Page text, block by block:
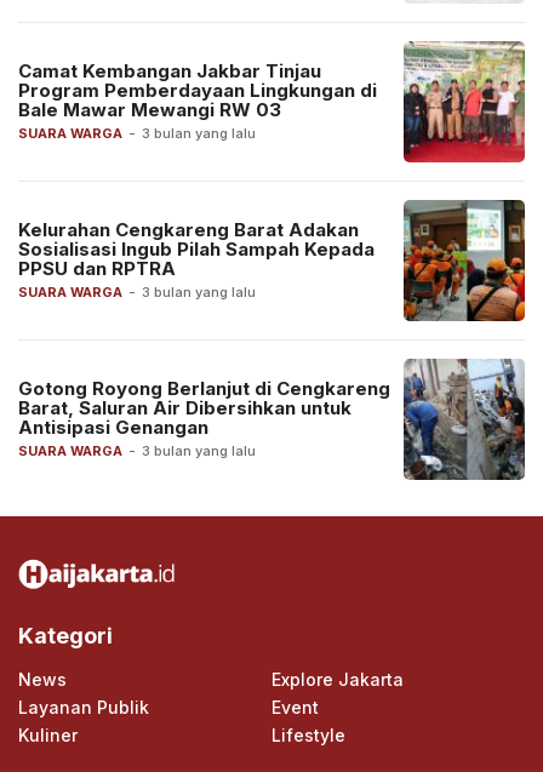
SUARA WARGA - 3 bulan yang lalu
Camat Kembangan Jakbar Tinjau
Program Pemberdayaan Lingkungan di
Bale Mawar Mewangi RW 03
SUARA WARGA - 3 bulan yang lalu
Kelurahan Cengkareng Barat Adakan
Sosialisasi Ingub Pilah Sampah Kepada
PPSU dan RPTRA
SUARA WARGA - 3 bulan yang lalu
Gotong Royong Berlanjut di Cengkareng
Barat, Saluran Air Dibersihkan untuk
Antisipasi Genangan
Kategori
News
Explore Jakarta
Layanan Publik
Event
Kuliner
Lifestyle